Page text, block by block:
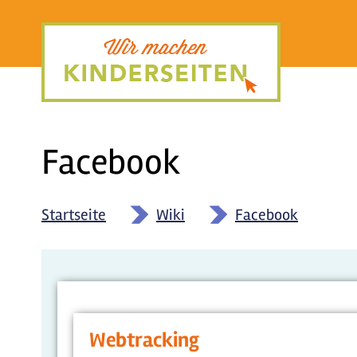
Facebook
Startseite » Wiki » Facebook
Webtracking